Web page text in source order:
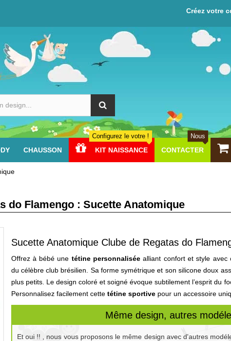
Créez votre
CHAUSSON KIT NAISSANCE
Configurez le votre !
CONTACTER
Nous
do Flamengo : Sucette Anatomique
Sucette Anatomique Clube de Regatas do
Offrez à bébé une tétine personnalisée alliant confort et style avec
du célèbre club brésilien. Sa forme symétrique et son silicone doux
plus petits. Le design coloré et soigné évoque subtilement l’esprit du
Personnalisez facilement cette tétine sportivepour un accessoire
Même design, autres
Et oui !! , nous vous proposons le même design avec d'autres